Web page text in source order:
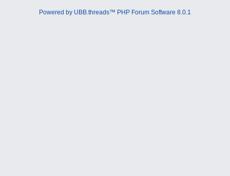
Powered by UBB.threads™ PHP Forum Software 8.0.1